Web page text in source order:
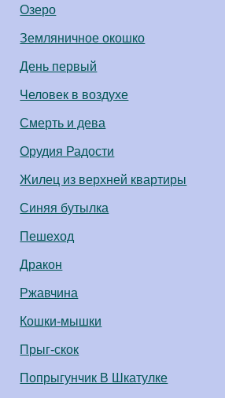
Озеро
Земляничное окошко
День первый
Человек в воздухе
Смерть и дева
Орудия Радости
Жилец из верхней квартиры
Синяя бутылка
Пешеход
Дракон
Ржавчина
Кошки-мышки
Прыг-скок
Попрыгунчик В Шкатулке